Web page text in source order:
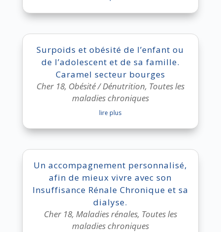
Surpoids et obésité de l’enfant ou
de l’adolescent et de sa famille.
Caramel secteur bourges
Cher 18, Obésité / Dénutrition, Toutes les
maladies chroniques
lire plus
Un accompagnement personnalisé,
afin de mieux vivre avec son
Insuffisance Rénale Chronique et sa
dialyse.
Cher 18, Maladies rénales, Toutes les
maladies chroniques